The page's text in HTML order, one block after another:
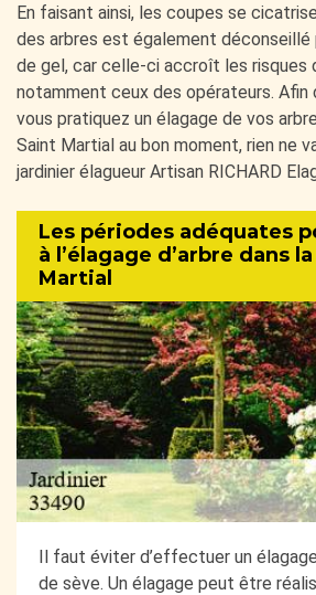
En faisant ainsi, les coupes se
des arbres est également déconseillé
de gel, car celle-ci accroît les risques
notamment ceux des opérateurs. Afin
vous pratiquez un élagage de vos
Saint Martial au bon moment, rien ne
jardinier élagueur Artisan RICHARD
Les périodes adéquates
à l’élagage d’arbre dans
Martial
Il faut éviter d’effectuer un
de sève. Un élagage peut être